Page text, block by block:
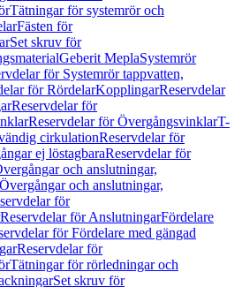
Tätningar för systemrör och
Fästen för
Set skruv för
Geberit MeplaSystemrör
för Systemrör tappvatten,
för RördelarKopplingarReservdelar
Reservdelar för
Reservdelar för ÖvergångsvinklarT-
cirkulationReservdelar för
ej löstagbaraReservdelar för
och anslutningar,
och anslutningar,
för
Reservdelar för AnslutningarFördelare
för Fördelare med gängad
Reservdelar för
Tätningar för rörledningar och
Set skruv för